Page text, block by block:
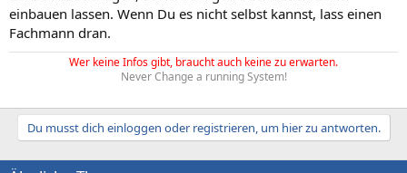
einbauen lassen. Wenn Du es nicht selbst kannst, lass einen
Fachmann dran.
Wer keine Infos gibt, braucht auch keine zu erwarten.
Never Change a running System!
Du musst dich einloggen oder registrieren, um hier zu antworten.